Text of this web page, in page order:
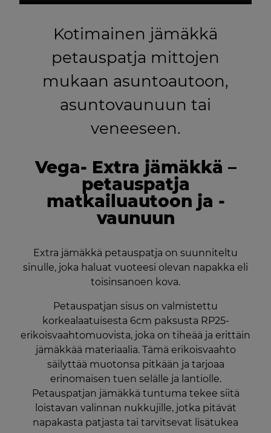
Kotimainen jämäkkä
petauspatja mittojen
mukaan asuntoautoon,
asuntovaunuun tai
veneeseen.
Vega- Extra jämäkkä –
petauspatja
matkailuautoon ja -
vaunuun
Extra jämäkkä petauspatja on suunniteltu
sinulle, joka haluat vuoteesi olevan napakka eli
toisinsanoen kova.
Petauspatjan sisus on valmistettu
korkealaatuisesta 6cm paksusta RP25-
erikoisvaahtomuovista, joka on tiheää ja erittäin
jämäkkää materiaalia. Tämä erikoisvaahto
säilyttää muotonsa pitkään ja tarjoaa
erinomaisen tuen selälle ja lantiolle.
Petauspatjan jämäkkä tuntuma tekee siitä
loistavan valinnan nukkujille, jotka pitävät
napakasta patjasta tai tarvitsevat lisätukea